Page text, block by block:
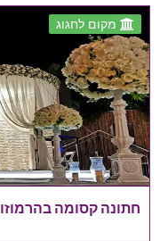
מקום לחגוג
חתונה קסומה בהרמוזו